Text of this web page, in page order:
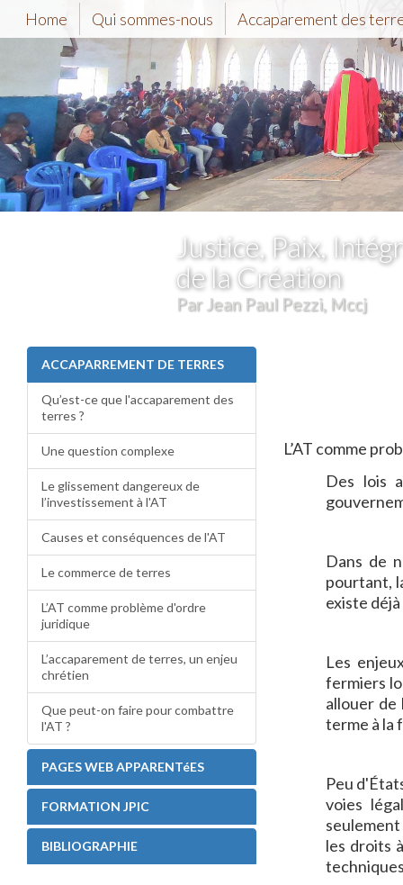
Home Qui sommes-nous Accaparement des
Justice, Paix,
de la Création
Par Jean Paul Pezzi, Mccj
ACCAPARREMENT DE TERRES
Qu’est-ce que l'accaparement des
terres ?
Une question complexe
Le glissement dangereux de
l’investissement à l'AT
Causes et conséquences de l'AT
Le commerce de terres
L’AT comme problème d'ordre
juridique
L’accaparement de terres, un enjeu
chrétien
Que peut-on faire pour combattre
l'AT ?
PAGES WEB APPARENTéES
FORMATION JPIC
BIBLIOGRAPHIE
L’AT comme
Des lois
Dans de
pourtant,
existe
Les
fermiers
allouer de
terme à la
Peu
voies
les droits